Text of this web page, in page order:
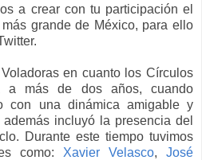
a crear con tu participación el
grande de México, para ello
en cuanto los Círculos
a más de dos años, cuando
con una dinámica amigable y
incluyó la presencia del
Durante este tiempo tuvimos
como: Xavier Velasco, José